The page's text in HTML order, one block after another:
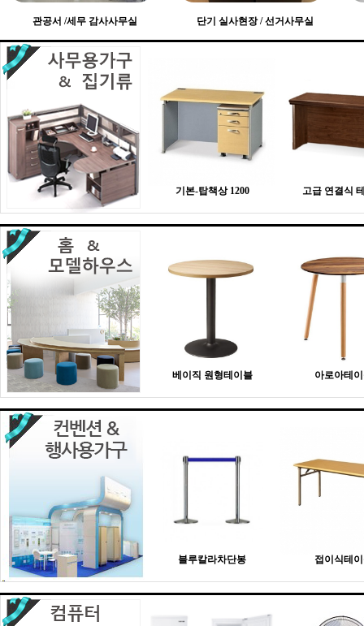
관공서 /세무 감사사무실 단기 실사현장 / 선거사무실
기본-탑책상 1200 고급 연결식
베이직 원형테이블 아로아테
블루칼라차단봉 접이식테